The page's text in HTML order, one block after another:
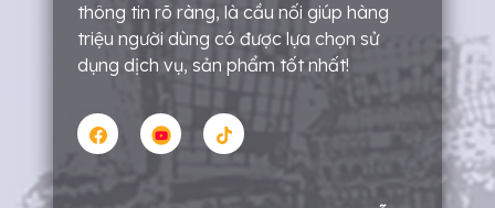
thông tin rõ ràng, là cầu nối giúp hàng
triệu người dùng có được lựa chọn sử
dụng dịch vụ, sản phẩm tốt nhất!